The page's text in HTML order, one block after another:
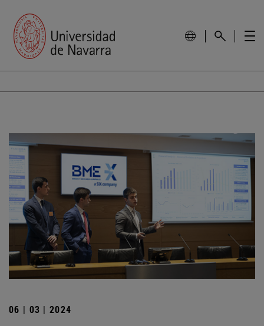
06 | 03 | 2024